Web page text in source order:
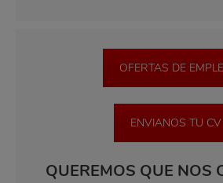
OFERTAS DE
ENVIANOS TU CV
QUEREMOS QUE NOS